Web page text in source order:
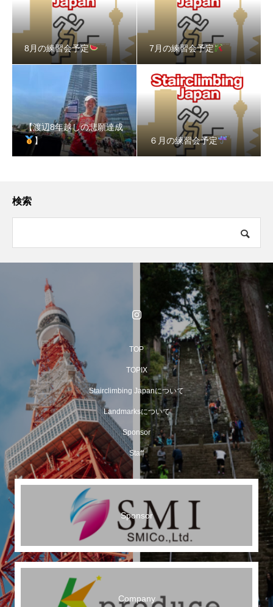
8月の練習会予定 7月の練習会予定
【渡辺8年越しの悲願達成
】
６月の練習会予定
検索
TOP
TOPIX
Stairclimbing Japanについて
Landmarksについて
Sponsor
Staff
Sponsor
Company